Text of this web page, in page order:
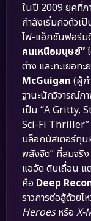
ในปี 2009 ยุคที่ภ
กำลังเริ่มก่อตัวเ
ไฟ-แอ็กชันฟอร์ม
คนเหนือมนุษย์”
ต่าง และทะเยอท
McGuigan (ผู้ก
ฐานะนักวิจารณ์ภ
เป็น “A Gritty,
Sci-Fi Thriller”
บล็อกบัสเตอร์ทุน
พลังจิต” ที่สมจริง
แออัด ดิบเถื่อน แ
คือ Deep
ราวการต่อสู้ด้วย
Heroesหรือ X-